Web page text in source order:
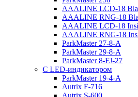
AAALINE LCD-18
AAALINE RNG-18
AAALINE LCD-18
AAALINE RNG-18
ParkMaster 27-8-A
ParkMaster 29-8-A
ParkMaster 8-FJ-27
С LED-индикатором
ParkMaster 19-4-A
Autrix F-716
Autrix S-600